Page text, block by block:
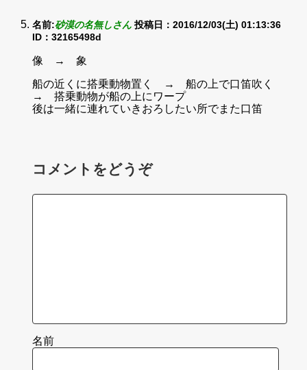
名前:砂漠の名無しさん 投稿日：2016/12/03(土) 01:13:36
ID：32165498d
像 → 象
船の近くに搭乗動物置く → 船の上で口笛吹く
→ 搭乗動物が船の上にワープ
後は一緒に連れていきおろしたい所でまた口笛
コメントをどうぞ
名前